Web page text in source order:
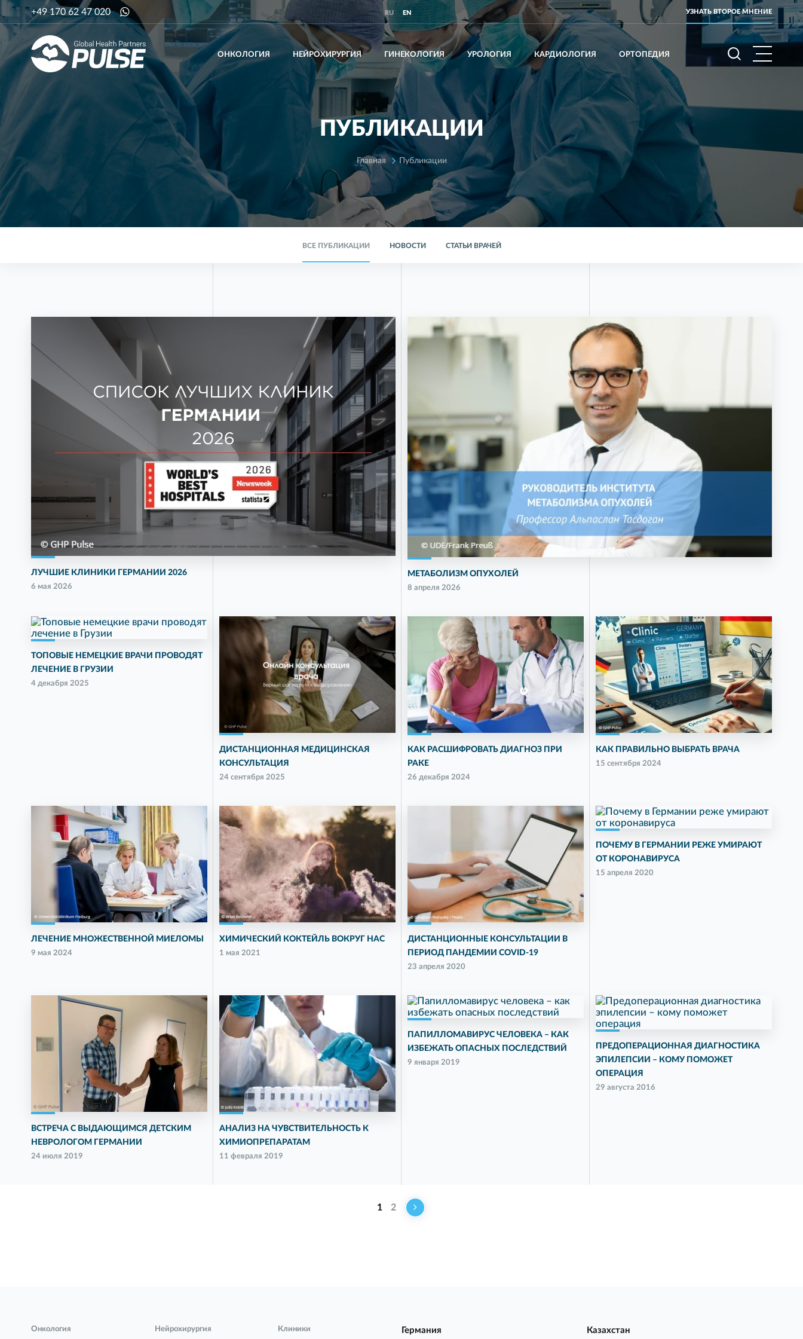
+49 170 62 47 020 RU EN УЗНАТЬ ВТОРОЕ МНЕНИЕ
ОНКОЛОГИЯ НЕЙРОХИРУРГИЯ ГИНЕКОЛОГИЯ УРОЛОГИЯ КАРДИОЛОГИЯ ОРТОПЕДИЯ
ПУБЛИКАЦИИ
Главная Публикации
ВСЕ ПУБЛИКАЦИИ НОВОСТИ СТАТЬИ ВРАЧЕЙ
ЛУЧШИЕ КЛИНИКИ ГЕРМАНИИ 2026
6 мая 2026
МЕТАБОЛИЗМ ОПУХОЛЕЙ
8 апреля 2026
ТОПОВЫЕ НЕМЕЦКИЕ ВРАЧИ ПРОВОДЯТ
ЛЕЧЕНИЕ В ГРУЗИИ
4 декабря 2025
ДИСТАНЦИОННАЯ МЕДИЦИНСКАЯ
КОНСУЛЬТАЦИЯ
24 сентября 2025
КАК РАСШИФРОВАТЬ ДИАГНОЗ ПРИ
РАКЕ
26 декабря 2024
КАК ПРАВИЛЬНО ВЫБРАТЬ ВРАЧА
15 сентября 2024
ЛЕЧЕНИЕ МНОЖЕСТВЕННОЙ МИЕЛОМЫ
9 мая 2024
ХИМИЧЕСКИЙ КОКТЕЙЛЬ ВОКРУГ НАС
1 мая 2021
ДИСТАНЦИОННЫЕ КОНСУЛЬТАЦИИ В
ПЕРИОД ПАНДЕМИИ COVID-19
23 апреля 2020
ПОЧЕМУ В ГЕРМАНИИ РЕЖЕ УМИРАЮТ
ОТ КОРОНАВИРУСА
15 апреля 2020
ВСТРЕЧА С ВЫДАЮЩИМСЯ ДЕТСКИМ
НЕВРОЛОГОМ ГЕРМАНИИ
24 июля 2019
АНАЛИЗ НА ЧУВСТВИТЕЛЬНОСТЬ К
ХИМИОПРЕПАРАТАМ
11 февраля 2019
ПАПИЛЛОМАВИРУС ЧЕЛОВЕКА – КАК
ИЗБЕЖАТЬ ОПАСНЫХ ПОСЛЕДСТВИЙ
9 января 2019
ПРЕДОПЕРАЦИОННАЯ ДИАГНОСТИКА
ЭПИЛЕПСИИ – КОМУ ПОМОЖЕТ
ОПЕРАЦИЯ
29 августа 2016
1 2
Онкология Нейрохирургия Клиники Германия Казахстан